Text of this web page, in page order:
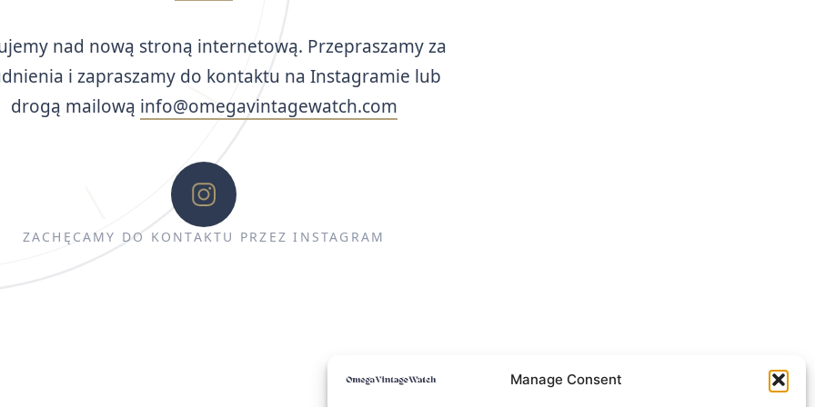
Manage Consent
nad nową stroną internetową. Przepraszamy za
i zapraszamy do kontaktu na Instagramie lub
drogą mailową info@omegavintagewatch.com
ZACHĘCAMY DO KONTAKTU PRZEZ INSTAGRAM